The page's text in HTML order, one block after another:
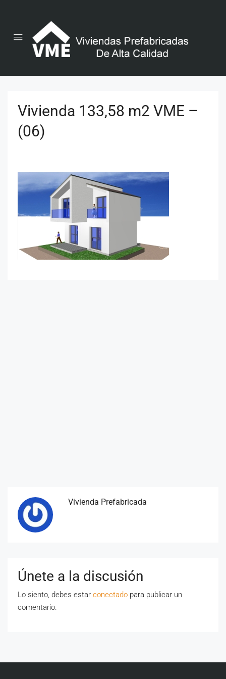
Vivienda 133,58 m2 VME –
(06)
Vivienda Prefabricada
Únete a la discusión
Lo siento, debes estar conectado para publicar un
comentario.